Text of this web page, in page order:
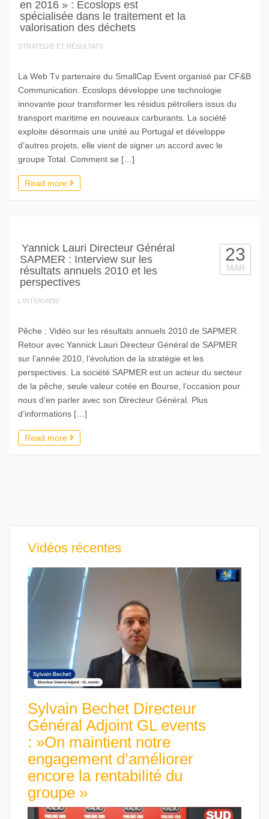
en 2016 » : Ecoslops est
spécialisée dans le traitement et la
valorisation des déchets
STRATEGIE ET RÉSULTATS
La Web Tv partenaire du SmallCap Event organisé par CF&B
Communication. Ecoslops développe une technologie
innovante pour transformer les résidus pétroliers issus du
transport maritime en nouveaux carburants. La société
exploite désormais une unité au Portugal et développe
d’autres projets, elle vient de signer un accord avec le
groupe Total. Comment se […]
Read more
Yannick Lauri Directeur Général
SAPMER : Interview sur les
résultats annuels 2010 et les
perspectives
L'INTERVIEW
23
MAR
Pêche : Vidéo sur les résultats annuels 2010 de SAPMER.
Retour avec Yannick Lauri Directeur Général de SAPMER
sur l’année 2010, l’évolution de la stratégie et les
perspectives. La société SAPMER est un acteur du secteur
de la pêche, seule valeur cotée en Bourse, l’occasion pour
nous d’en parler avec son Directeur Général. Plus
d’informations […]
Read more
Vidéos récentes
Sylvain Bechet Directeur
Général Adjoint GL events
: »On maintient notre
engagement d’améliorer
encore la rentabilité du
groupe »